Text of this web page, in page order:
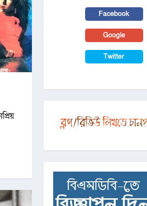
Facebook
Google
Twitter